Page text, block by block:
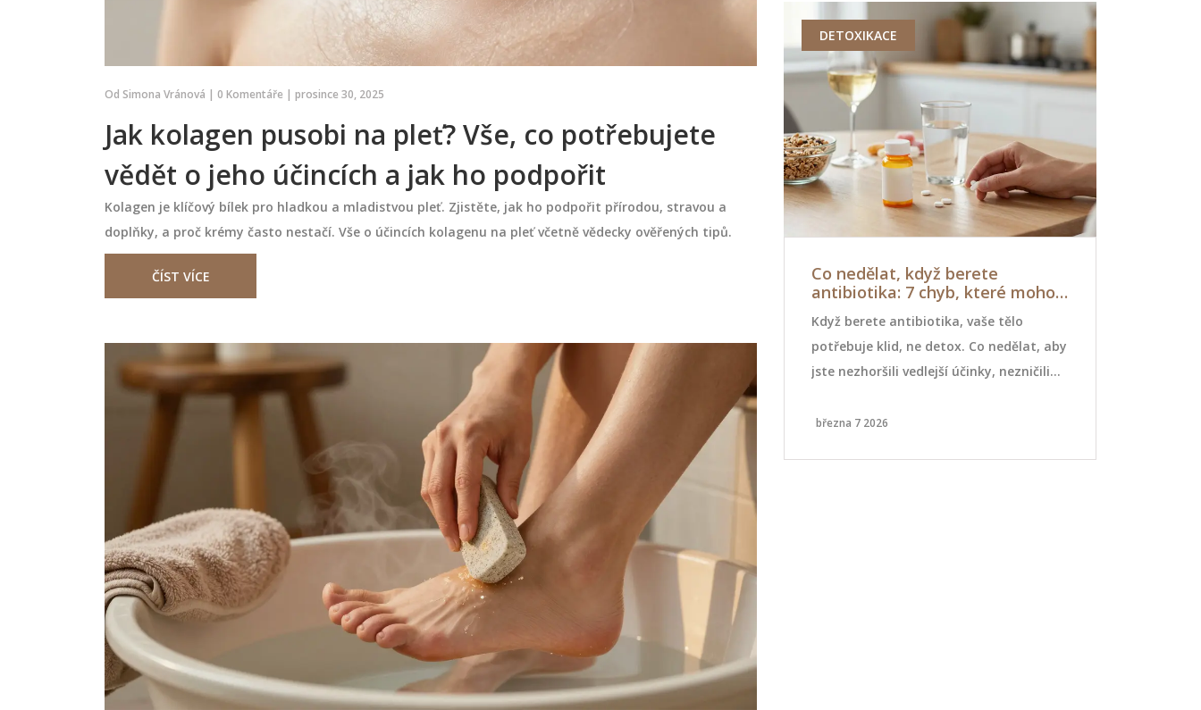
Od Simona Vránová | 0 Komentáře | prosince 30, 2025
Jak kolagen pusobi na pleť? Vše, co potřebujete
vědět o jeho účincích a jak ho podpořit
Kolagen je klíčový bílek pro hladkou a mladistvou pleť. Zjistěte, jak ho podpořit přírodou, stravou a
doplňky, a proč krémy často nestačí. Vše o účincích kolagenu na pleť včetně vědecky ověřených tipů.
ČÍST VÍCE
používat a proč i
Jak dlouho vydrží pedikúra? Vše,
typu laků, tvém životním stylu a údržbě.
Běžný lak vydrží 5-7 dní, gel lak až 3
týdny. Zjisti, jak prodloužit životnost
pedikúry a co dělat, když se začne
března 13 2026
ZDRAVÍ
bolesti kloubů a podporují zánět. Od
cukru po zpracované maso - naučte se,
co vyřadit a čím to nahradit pro úlevu.
června 13 2026
DETOXIKACE
Co nedělat, když berete
antibiotika: 7 chyb, které mohou
Když berete antibiotika, vaše tělo
potřebuje klid, ne detox. Co nedělat, aby
jste nezhoršili vedlejší účinky, nezničili
odolných infekcí? Zde jsou 7
března 7 2026